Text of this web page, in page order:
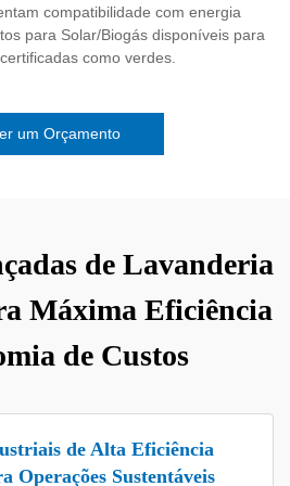
compatibilidade com energia
para Solar/Biogás disponíveis para
como verdes.
um Orçamento
de Lavanderia
Máxima Eficiência
de Custos
de Alta Eficiência
Operações Sustentáveis